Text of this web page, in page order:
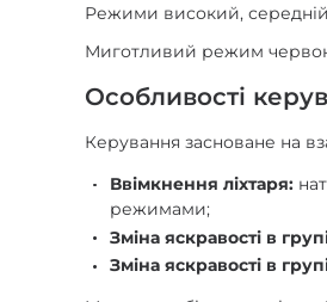
Режими високий,
Миготливий режим
Особливості
Керування засноване на
Ввімкнення ліхтаря:
режимами;
Зміна яскравості в
Зміна яскравості в